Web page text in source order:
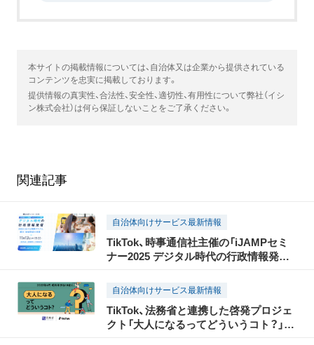
本サイトの掲載情報については、自治体又は企業から提供されている
コンテンツを忠実に掲載しております。
提供情報の真実性、合法性、安全性、適切性、有用性について弊社（イシ
ン株式会社）は何ら保証しないことをご了承ください。
関連記事
自治体向けサービス最新情報
TikTok、時事通信社主催の「iJAMPセミ
ナー2025 デジタル時代の行政情報発信」
ショート動画クリエイターや、偽・誤情報
に関する有識者の出演も決定
自治体向けサービス最新情報
TikTok、法務省と連携した啓発プロジェ
クト「大人になるってどういうコト？」を